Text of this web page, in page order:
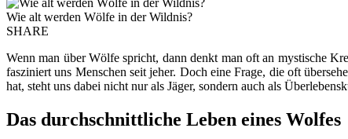
Wie alt werden Wölfe in der Wildnis?
SHARE
Wenn man über Wölfe spricht, dann denkt man oft an mystische
fasziniert uns Menschen seit jeher. Doch eine Frage, die oft
hat, steht uns dabei nicht nur als Jäger, sondern auch als
Das durchschnittliche Leben eines Wolfes